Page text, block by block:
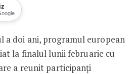
The Circle,
a doi ani, programul european
la finalul lunii februarie cu
a reunit participanți